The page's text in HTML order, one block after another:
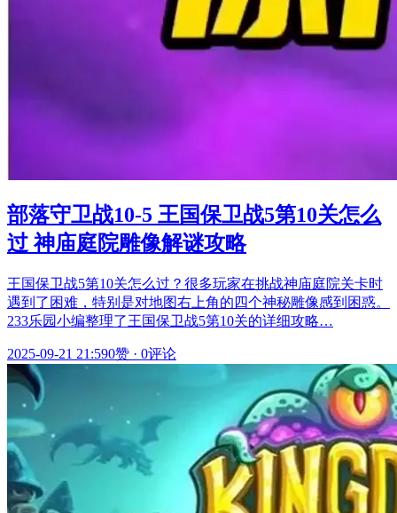
部落守卫战10-5 王国保卫战5第10关怎么
过 神庙庭院雕像解谜攻略
王国保卫战5第10关怎么过？很多玩家在挑战神庙庭院关卡时
遇到了困难，特别是对地图右上角的四个神秘雕像感到困惑。
233乐园小编整理了王国保卫战5第10关的详细攻略…
2025-09-21 21:590赞 · 0评论